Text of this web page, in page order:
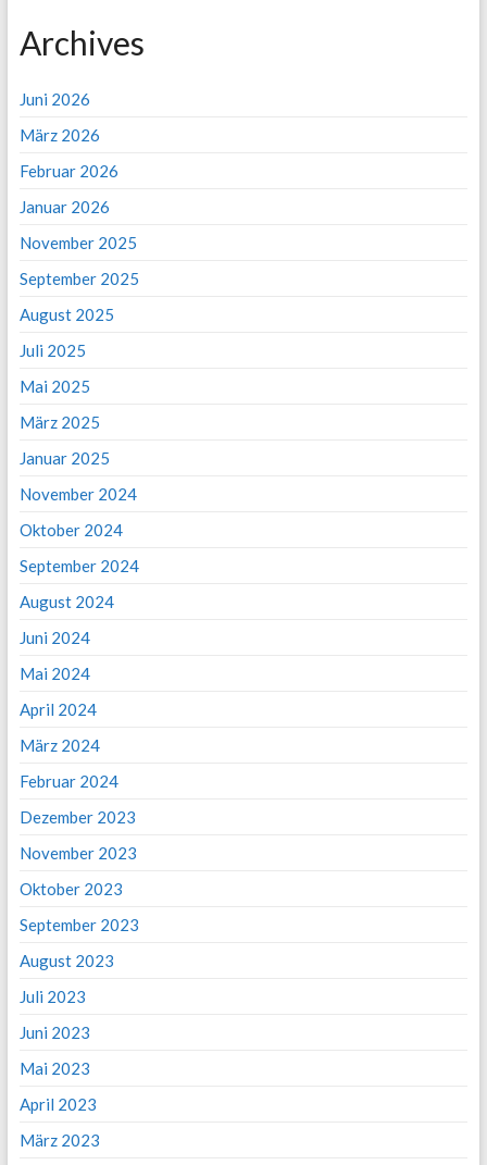
Archives
Juni 2026
März 2026
Februar 2026
Januar 2026
November 2025
September 2025
August 2025
Juli 2025
Mai 2025
März 2025
Januar 2025
November 2024
Oktober 2024
September 2024
August 2024
Juni 2024
Mai 2024
April 2024
März 2024
Februar 2024
Dezember 2023
November 2023
Oktober 2023
September 2023
August 2023
Juli 2023
Juni 2023
Mai 2023
April 2023
März 2023